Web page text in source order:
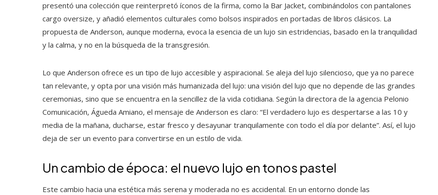
presentó una colección que reinterpretó íconos de la firma, como la Bar Jacket, combinándolos con pantalones
cargo oversize, y añadió elementos culturales como bolsos inspirados en portadas de libros clásicos. La
propuesta de Anderson, aunque moderna, evoca la esencia de un lujo sin estridencias, basado en la tranquilidad
y la calma, y no en la búsqueda de la transgresión.
Lo que Anderson ofrece es un tipo de lujo accesible y aspiracional. Se aleja del lujo silencioso, que ya no parece
tan relevante, y opta por una visión más humanizada del lujo: una visión del lujo que no depende de las grandes
ceremonias, sino que se encuentra en la sencillez de la vida cotidiana. Según la directora de la agencia Pelonio
Comunicación, Águeda Amiano, el mensaje de Anderson es claro: “El verdadero lujo es despertarse a las 10 y
media de la mañana, ducharse, estar fresco y desayunar tranquilamente con todo el día por delante”. Así, el lujo
deja de ser un evento para convertirse en un estilo de vida.
Un cambio de época: el nuevo lujo en tonos pastel
Este cambio hacia una estética más serena y moderada no es accidental. En un entorno donde las